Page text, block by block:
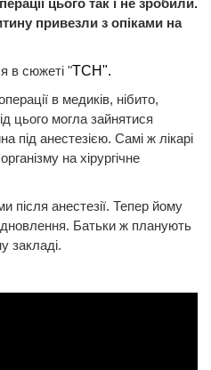
цього так і не зробили.
привезли з опіками на
в сюжеті "ТСН".
в медиків, нібито,
цього могла зайнятися
під анестезією. Самі ж лікарі
на хірургічне
анестезії. Тепер йому
Батьки ж планують
закладі.